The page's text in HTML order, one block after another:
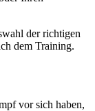
der richtigen
dem Training.
vor sich haben,